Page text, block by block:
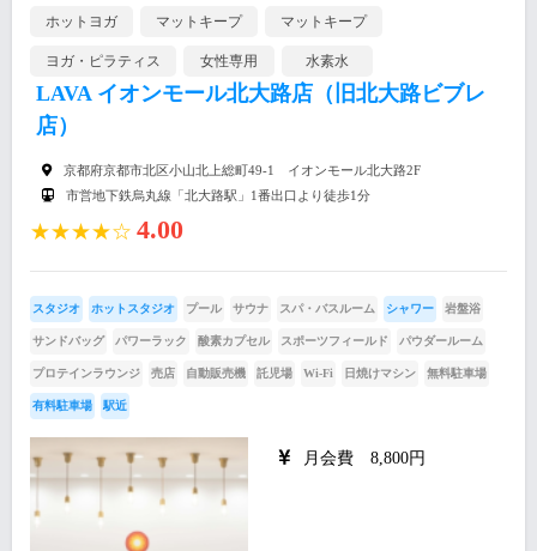
ホットヨガ マットキープ マットキープ
ヨガ・ピラティス 女性専用 水素水
LAVA イオンモール北大路店（旧北大路ビブレ
店）
京都府京都市北区小山北上総町49-1 イオンモール北大路2F
市営地下鉄烏丸線「北大路駅」1番出口より徒歩1分
★★★★☆ 4.00
スタジオ ホットスタジオ プール サウナ スパ・バスルーム シャワー 岩盤浴
サンドバッグ パワーラック 酸素カプセル スポーツフィールド パウダールーム
プロテインラウンジ 売店 自動販売機 託児場 Wi-Fi 日焼けマシン 無料駐車場
有料駐車場 駅近
月会費 8,800円